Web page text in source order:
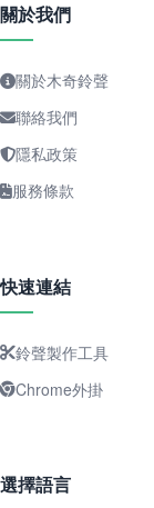
關於我們
關於木奇鈴聲
聯絡我們
隱私政策
服務條款
快速連結
鈴聲製作工具
Chrome外掛
選擇語言